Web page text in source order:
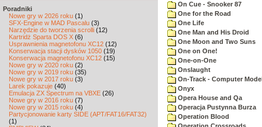
Poradniki
Nowe gry w 2026 roku (1)
SFX-Engine w MAD Pascalu (3)
Narzędzie do tworzenia scrolli (12)
Kartridż Sparta DOS X (6)
Usprawnienia magnetofonu XC12 (12)
Konserwacja stacji dysków 1050 (19)
Konserwacja magnetofonu XC12 (15)
Nowe gry w 2020 roku (2)
Nowe gry w 2019 roku (35)
Nowe gry w 2017 roku (3)
Larek pokazuje (40)
Emulacja ZX Spectrum na VBXE (26)
Nowe gry w 2016 roku (7)
Nowe gry w 2015 roku (4)
Partycjonowanie karty SIDE (APT/FAT16/FAT32)
(1)
On Cue - Snooker 87
One for the Road
One Life
One Man and His Droid
One Moon and Two Suns
One on One!
One-on-One
Onslaught
On-Track - Computer
Onyx
Opera House and Qa
Operacja Pustynna Burza
Operation Blood